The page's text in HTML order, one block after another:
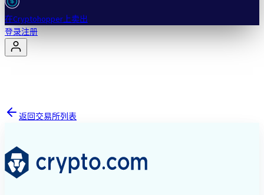
在Cryptohopper上卖出
登录注册
返回交易所列表